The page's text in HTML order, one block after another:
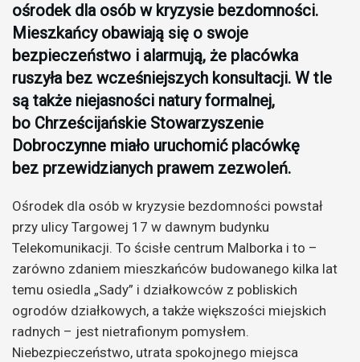
ośrodek dla osób w kryzysie bezdomności.
Mieszkańcy obawiają się o swoje
bezpieczeństwo i alarmują, że placówka
ruszyła bez wcześniejszych konsultacji. W tle
są także niejasności natury formalnej,
bo Chrześcijańskie Stowarzyszenie
Dobroczynne miało uruchomić placówkę
bez przewidzianych prawem zezwoleń.
Ośrodek dla osób w kryzysie bezdomności powstał
przy ulicy Targowej 17 w dawnym budynku
Telekomunikacji. To ścisłe centrum Malborka i to –
zarówno zdaniem mieszkańców budowanego kilka lat
temu osiedla „Sady” i działkowców z pobliskich
ogrodów działkowych, a także większości miejskich
radnych – jest nietrafionym pomysłem.
Niebezpieczeństwo, utrata spokojnego miejsca